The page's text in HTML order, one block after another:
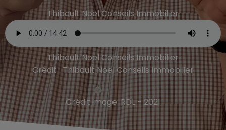
Thibault Noel Conseils Immobilier
Thibault Noel Conseils Immobilier
Crédit :Thibault Noel Conseils Immobilier
Crédit image:RDL - 2021